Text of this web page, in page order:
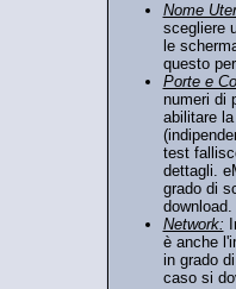
Nome
scegliere
le
questo
Porte e
numeri di
abilitare
test
dettagli.
grado di
download.
Network:
è anche
in grado
caso si